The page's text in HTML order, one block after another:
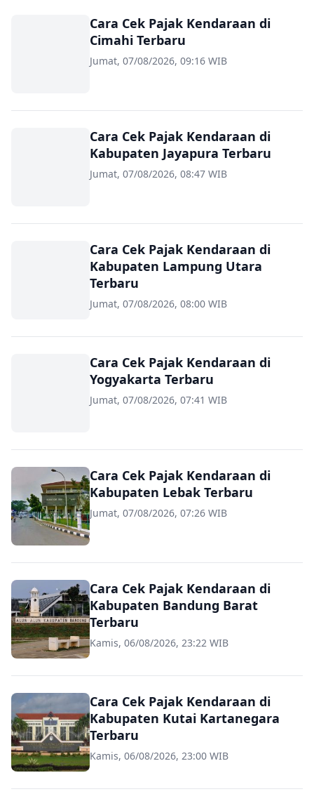
Cara Cek Pajak Kendaraan di
Cimahi Terbaru
Jumat, 07/08/2026, 09:16 WIB
Cara Cek Pajak Kendaraan di
Kabupaten Jayapura Terbaru
Jumat, 07/08/2026, 08:47 WIB
Cara Cek Pajak Kendaraan di
Kabupaten Lampung Utara
Terbaru
Jumat, 07/08/2026, 08:00 WIB
Cara Cek Pajak Kendaraan di
Yogyakarta Terbaru
Jumat, 07/08/2026, 07:41 WIB
Cara Cek Pajak Kendaraan di
Kabupaten Lebak Terbaru
Jumat, 07/08/2026, 07:26 WIB
Cara Cek Pajak Kendaraan di
Kabupaten Bandung Barat
Terbaru
Kamis, 06/08/2026, 23:22 WIB
Cara Cek Pajak Kendaraan di
Kabupaten Kutai Kartanegara
Terbaru
Kamis, 06/08/2026, 23:00 WIB